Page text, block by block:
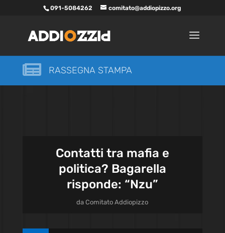
091-5084262 comitato@addiopizzo.org
 RASSEGNA STAMPA
Contatti tra mafia e
politica? Bagarella
risponde: “Nzu”
daComitato Addiopizzo